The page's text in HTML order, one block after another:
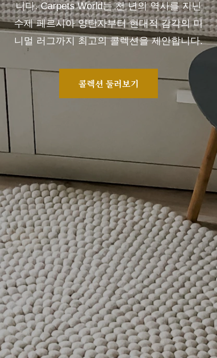
니다. Carpets World는 천 년의 역사를 지닌
수제 페르시아 양탄자부터 현대적 감각의 미
니멀 러그까지 최고의 콜렉션을 제안합니다.
콜렉션 둘러보기